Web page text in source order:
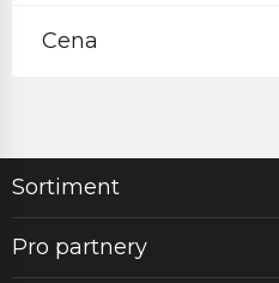
Cena
Sortiment
Pro partnery